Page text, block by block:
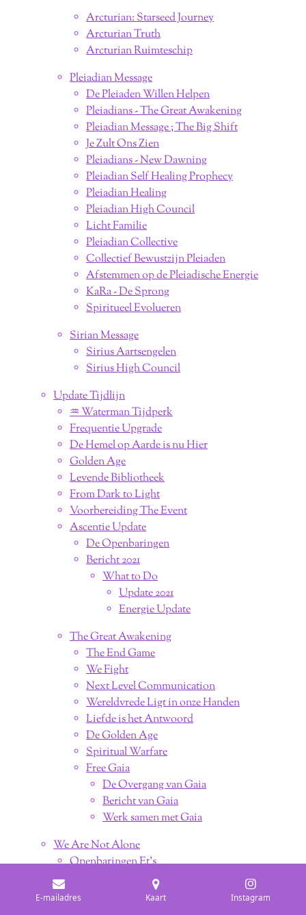
Arcturian: Starseed Journey
Arcturian Truth
Arcturian Ruimteschip
Pleiadian Message
De Pleiaden Willen Helpen
Pleiadians - The Great Awakening
Pleiadian Message ; The Big Shift
Je Zult Ons Zien
Pleiadians - New Dawning
Pleiadian Self Healing Prophecy
Pleiadian Healing
Pleiadian High Council
Licht Familie
Pleiadian Collective
Collectief Bewustzijn Pleiaden
Afstemmen op de Pleiadische Energie
KaRa - De Sprong
Spiritueel Evolueren
Sirian Message
Sirius Aartsengelen
Sirius High Council
Update Tijdlijn
♒︎ Waterman Tijdperk
Frequentie Upgrade
De Hemel op Aarde is nu Hier
Golden Age
Levende Bibliotheek
From Dark to Light
Voorbereiding The Event
Ascentie Update
De Openbaringen
Bericht 2021
What to Do
Update 2021
Energie Update
The Great Awakening
The End Game
We Fight
Next Level Communication
Wereldvrede Ligt in onze Handen
Liefde is het Antwoord
De Golden Age
Spiritual Warfare
Free Gaia
De Overgang van Gaia
Bericht van Gaia
Werk samen met Gaia
We Are Not Alone
Openbaringen Et's
Geheimhouding Et's
Contact met Buitenaardse Wezens
E-mailadres Kaart Instagram